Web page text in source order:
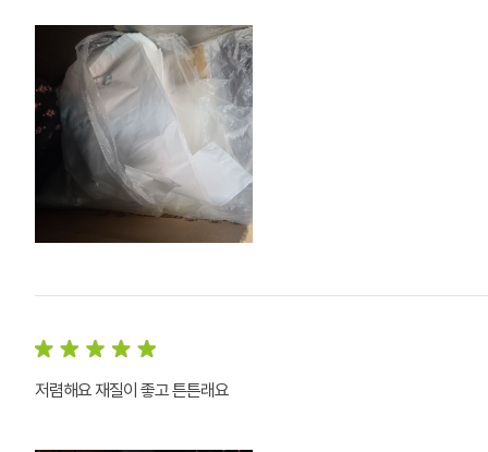
저렴해요 재질이 좋고 튼튼래요